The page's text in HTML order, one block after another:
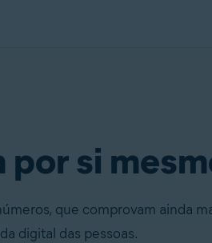
por si
que comprovam ainda
digital das pessoas.